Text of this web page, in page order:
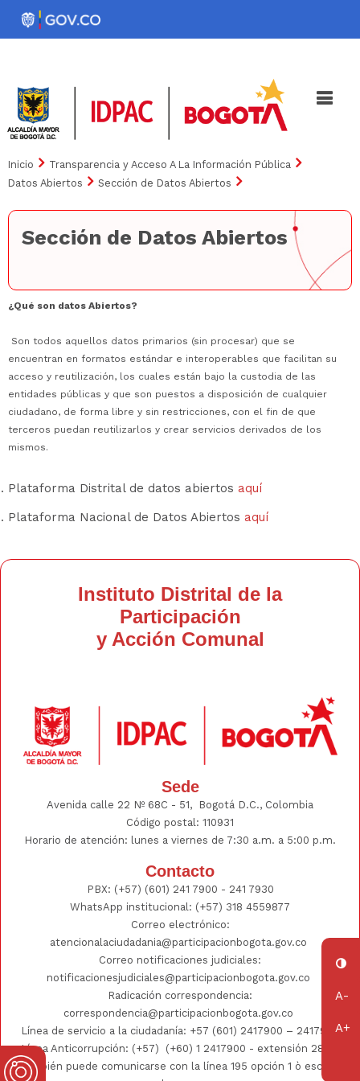
Pasar
Noticias Iniciativas
Inicio
Transparencia y Acceso A La Información Pública
Datos Abiertos
Sección de Datos Abiertos
Sección de Datos Abiertos
¿Qué son datos Abiertos?
Son todos aquellos datos primarios (sin procesar) que se
encuentran en formatos estándar e interoperables que facilitan su
acceso y reutilización, los cuales están bajo la custodia de las
entidades públicas y que son puestos a disposición de cualquier
ciudadano, de forma libre y sin restricciones, con el fin de que
terceros puedan reutilizarlos y crear servicios derivados de los
mismos.
Plataforma Distrital de datos abiertos aquí
Plataforma Nacional de Datos Abiertos aquí
Instituto Distrital de la
Participación
y Acción Comunal
Sede
Avenida calle 22 Nº 68C - 51, Bogotá D.C., Colombia
Código postal: 110931
Horario de atención: lunes a viernes de 7:30 a.m. a 5:00 p.m.
Contacto
PBX: (+57) (601) 241 7900 - 241 7930
WhatsApp institucional: (+57) 318 4559877
Correo electrónico:
atencionalaciudadania@participacionbogota.gov.co
Correo notificaciones judiciales:
notificacionesjudiciales@participacionbogota.gov.co
Radicación correspondencia:
correspondencia@participacionbogota.gov.co
Línea de servicio a la ciudadanía: +57 (601) 2417900 – 2417930
Línea Anticorrupción: (+57)
(+60) 1 2417900 - extensión 2802;
También puede comunicarse con la línea 195 opción 1 ò escribir